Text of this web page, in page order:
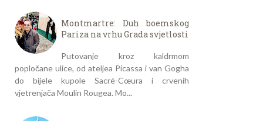
Montmartre: Duh boemskog
Pariza na vrhu Grada svjetlosti
Putovanje kroz kaldrmom
popločane ulice, od ateljea Picassa i van Gogha
do bijele kupole Sacré-Cœura i crvenih
vjetrenjača Moulin Rougea. Mo...